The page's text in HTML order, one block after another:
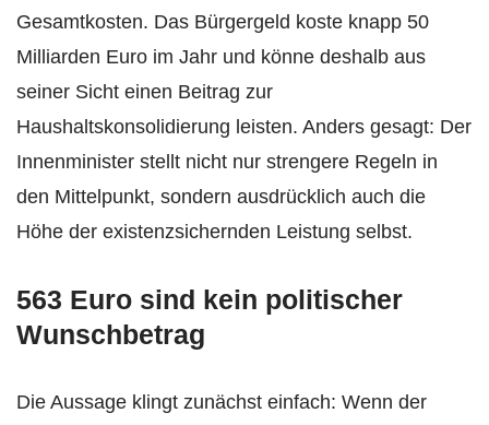
Gesamtkosten. Das Bürgergeld koste knapp 50
Milliarden Euro im Jahr und könne deshalb aus
seiner Sicht einen Beitrag zur
Haushaltskonsolidierung leisten. Anders gesagt: Der
Innenminister stellt nicht nur strengere Regeln in
den Mittelpunkt, sondern ausdrücklich auch die
Höhe der existenzsichernden Leistung selbst.
563 Euro sind kein politischer
Wunschbetrag
Die Aussage klingt zunächst einfach: Wenn der